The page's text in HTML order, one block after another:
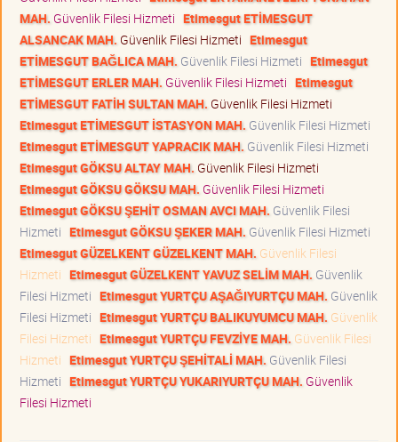
MAH. Güvenlik Filesi Hizmeti Etimesgut ETİMESGUT
ALSANCAK MAH. Güvenlik Filesi Hizmeti Etimesgut
ETİMESGUT BAĞLICA MAH. Güvenlik Filesi Hizmeti Etimesgut
ETİMESGUT ERLER MAH. Güvenlik Filesi Hizmeti Etimesgut
ETİMESGUT FATİH SULTAN MAH. Güvenlik Filesi Hizmeti
Etimesgut ETİMESGUT İSTASYON MAH. Güvenlik Filesi Hizmeti
Etimesgut ETİMESGUT YAPRACIK MAH. Güvenlik Filesi Hizmeti
Etimesgut GÖKSU ALTAY MAH. Güvenlik Filesi Hizmeti
Etimesgut GÖKSU GÖKSU MAH. Güvenlik Filesi Hizmeti
Etimesgut GÖKSU ŞEHİT OSMAN AVCI MAH. Güvenlik Filesi
Hizmeti Etimesgut GÖKSU ŞEKER MAH. Güvenlik Filesi Hizmeti
Etimesgut GÜZELKENT GÜZELKENT MAH. Güvenlik Filesi
Hizmeti Etimesgut GÜZELKENT YAVUZ SELİM MAH. Güvenlik
Filesi Hizmeti Etimesgut YURTÇU AŞAĞIYURTÇU MAH. Güvenlik
Filesi Hizmeti Etimesgut YURTÇU BALIKUYUMCU MAH. Güvenlik
Filesi Hizmeti Etimesgut YURTÇU FEVZİYE MAH. Güvenlik Filesi
Hizmeti Etimesgut YURTÇU ŞEHİTALİ MAH. Güvenlik Filesi
Hizmeti Etimesgut YURTÇU YUKARIYURTÇU MAH. Güvenlik
Filesi Hizmeti